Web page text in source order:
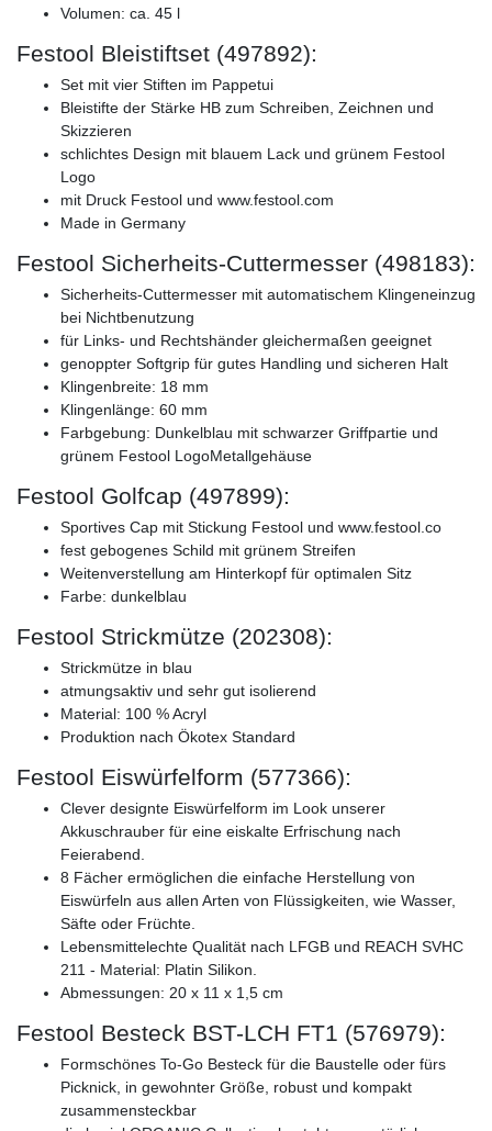
Volumen: ca. 45 l
Festool Bleistiftset (497892):
Set mit vier Stiften im Pappetui
Bleistifte der Stärke HB zum Schreiben, Zeichnen und
Skizzieren
schlichtes Design mit blauem Lack und grünem Festool
Logo
mit Druck Festool und www.festool.com
Made in Germany
Festool Sicherheits-Cuttermesser (498183):
Sicherheits-Cuttermesser mit automatischem Klingeneinzug
bei Nichtbenutzung
für Links- und Rechtshänder gleichermaßen geeignet
genoppter Softgrip für gutes Handling und sicheren Halt
Klingenbreite: 18 mm
Klingenlänge: 60 mm
Farbgebung: Dunkelblau mit schwarzer Griffpartie und
grünem Festool LogoMetallgehäuse
Festool Golfcap (497899):
Sportives Cap mit Stickung Festool und www.festool.co
fest gebogenes Schild mit grünem Streifen
Weitenverstellung am Hinterkopf für optimalen Sitz
Farbe: dunkelblau
Festool Strickmütze (202308):
Strickmütze in blau
atmungsaktiv und sehr gut isolierend
Material: 100 % Acryl
Produktion nach Ökotex Standard
Festool Eiswürfelform (577366):
Clever designte Eiswürfelform im Look unserer
Akkuschrauber für eine eiskalte Erfrischung nach
Feierabend.
8 Fächer ermöglichen die einfache Herstellung von
Eiswürfeln aus allen Arten von Flüssigkeiten, wie Wasser,
Säfte oder Früchte.
Lebensmittelechte Qualität nach LFGB und REACH SVHC
211 - Material: Platin Silikon.
Abmessungen: 20 x 11 x 1,5 cm
Festool Besteck BST-LCH FT1 (576979):
Formschönes To-Go Besteck für die Baustelle oder fürs
Picknick, in gewohnter Größe, robust und kompakt
zusammensteckbar